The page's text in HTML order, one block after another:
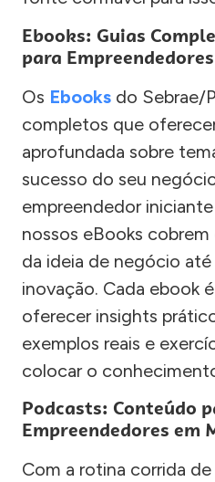
Ebooks: Guias
para Empreendedores
Os Ebooks do Sebrae/
completos que
aprofundada sobre
sucesso do seu
empreendedor
nossos eBooks
da ideia de negócio até
inovação. Cada ebook
oferecer insights
exemplos reais e
colocar o
Podcasts: Conteúdo
Empreendedores em
Com a rotina corrida